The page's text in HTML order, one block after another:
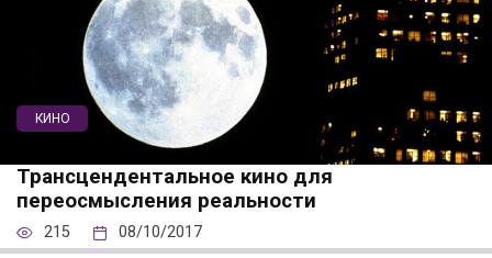
КИНО
Трансцендентальное кино для
переосмысления реальности
215 08/10/2017